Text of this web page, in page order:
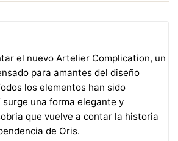
el nuevo Artelier Complication, un
para amantes del diseño
los elementos han sido
surge una forma elegante y
que vuelve a contar la historia
de Oris.